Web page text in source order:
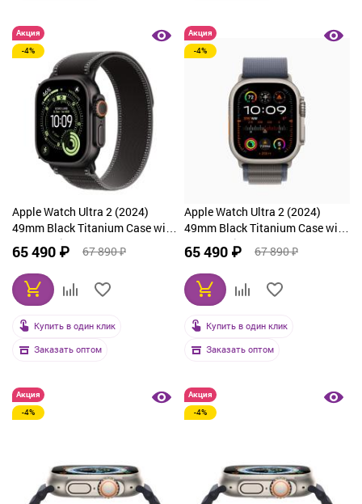
Акция
-4%
Apple Watch Ultra 2 (2024)
49mm Black Titanium Case with
Black Trail Loop (S/M)
65 490 ₽ 67 890 ₽
Купить в один клик
Заказать оптом
Акция
-4%
Apple Watch Ultra 2 (2024)
49mm Black Titanium Case with
Green Trail Loop (M/L)
65 490 ₽ 67 890 ₽
Купить в один клик
Заказать оптом
Акция
-4%
Акция
-4%